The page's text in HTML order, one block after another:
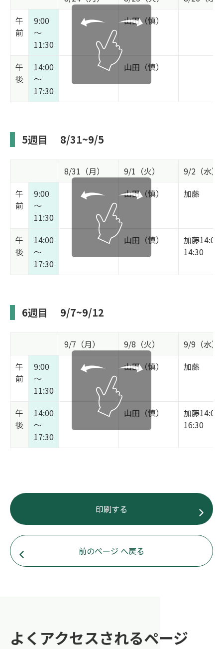
午
前
9:00
～
11:30
山田（慎）
午
後
14:00
～
17:30
山田（慎）
5週目 8/31~9/5
8/31（月） 9/1（火）
9/2（水）
午
前
9:00
～
11:30
山田（慎） 加藤
午
後
14:00
～
17:30
山田（慎）
加藤14:00
14:30
6週目 9/7~9/12
9/7（月） 9/8（火）
9/9（水）
午
前
9:00
～
11:30
山田（慎） 加藤
午
後
14:00
～
17:30
山田（慎）
加藤14:00
16:30
印刷する
前のページ へ戻る
よくアクセスされるページ